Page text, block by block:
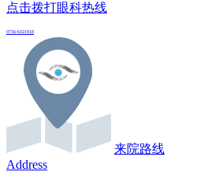
点击拨打眼科热线
0756-6321018
来院路线
Address